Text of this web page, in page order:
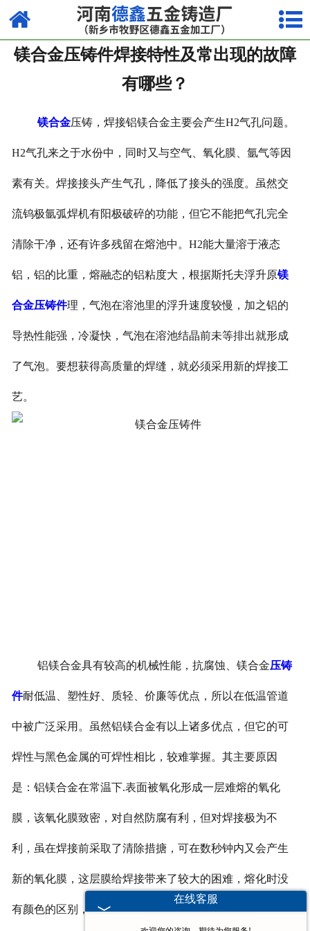
网站首页
走进我们
荣誉资质
厂容厂貌
镁合金压铸件焊接特性及常出现的故障
有哪些？
镁合金压铸，焊接铝镁合金主要会产生H2气孔问题。
H2气孔来之于水份中，同时又与空气、氧化膜、氩气等因
素有关。焊接接头产生气孔，降低了接头的强度。虽然交
流钨极氩弧焊机有阳极破碎的功能，但它不能把气孔完全
清除干净，还有许多残留在熔池中。 H2能大量溶于液态
铝，铝的比重，熔融态的铝粘度大，根据斯托夫浮升原镁
合金压铸件理，气泡在溶池里的浮升速度较慢，加之铝的
导热性能强，冷凝快，气泡在溶池结晶前未等排出就形成
了气泡。要想获得高质量的焊缝，就必须采用新的焊接工
艺。
铝镁合金具有较高的机械性能，抗腐蚀、镁合金压铸
件耐低温、塑性好、质轻、价廉等优点，所以在低温管道
中被广泛采用。虽然铝镁合金有以上诸多优点，但它的可
焊性与黑色金属的可焊性相比，较难掌握。其主要原因
是：铝镁合金在常温下.表面被氧化形成一层难熔的氧化
膜，该氧化膜致密，对自然防腐有利，但对焊接极为不
利，虽在焊接前采取了清除措搪，可在数秒钟内又会产生
新的氧化膜，这层膜给焊接带来了较大的困难，熔化时没
有颜色的区别，很难观察到溶化的程度，甚至很容易造成
在线客服